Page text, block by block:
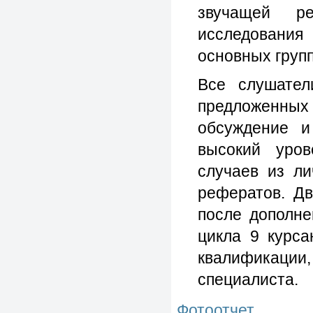
звучащей
основных
Все
обсуждение
высокий
случаев из
рефератов.
после
цикла 9
специалиста.